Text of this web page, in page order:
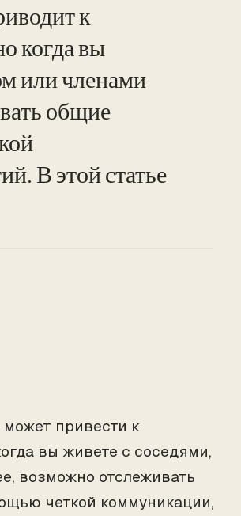
к
когда вы
или членами
общие
В этой статье
привести к
вы живете с соседями,
возможно отслеживать
четкой коммуникации,